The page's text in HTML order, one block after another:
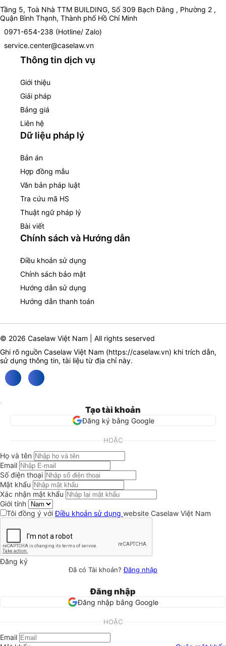
Tầng 5, Toà Nhà TTM BUILDING, Số 309 Bạch Đằng , Phường 2 ,
Quận Bình Thạnh, Thành phố Hồ Chí Minh
0971-654-238 (Hotline/ Zalo)
service.center@caselaw.vn
Thông tin dịch vụ
Giới thiệu
Giải pháp
Bảng giá
Liên hệ
Dữ liệu pháp lý
Bản án
Hợp đồng mẫu
Văn bản pháp luật
Tra cứu mã HS
Thuật ngữ pháp lý
Bài viết
Chính sách và Hướng dẫn
Điều khoản sử dụng
Chính sách bảo mật
Hướng dẫn sử dụng
Hướng dẫn thanh toán
© 2026 Caselaw Việt Nam | All rights seserved
Ghi rõ nguồn Caselaw Việt Nam (https://caselaw.vn) khi trích dẫn,
sử dụng thông tin, tài liệu từ địa chỉ này.
Tạo tài khoản
Đăng ký bằng Google
HOẶC
Họ và tên
Email
Số điện thoại
Mật khẩu
Xác nhận mật khẩu
Giới tính
Tôi đồng ý vớiĐiều khoản sử dụng website Caselaw Việt Nam
Đăng ký
Đã có Tài khoản?Đăng nhập
Đăng nhập
Đăng nhập bằng Google
HOẶC
Email